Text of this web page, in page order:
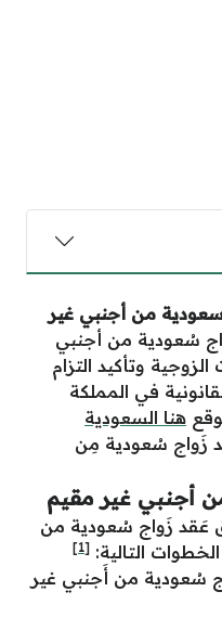
من أجنبي غير
سُعودية من أجنبي
وتأكيد التزام
في المملكة
هنا السعودية
زَواج سُعودية مِن
أجنبي غير مقيم
عَقد زَواج سُعودية من
التالية: [1]
سُعودية من أَجنبي غير